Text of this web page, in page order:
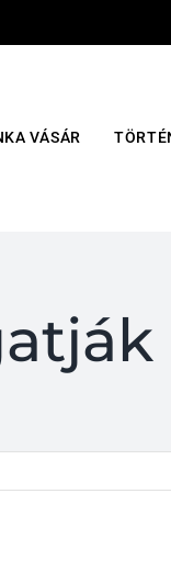
VÁSÁR